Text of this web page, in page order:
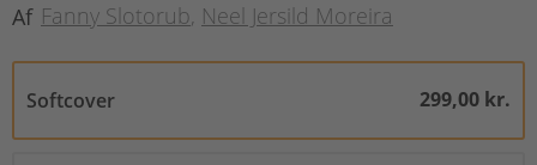
Af Fanny Slotorub Neel Jersild Moreira
Softcover 299,00 kr.